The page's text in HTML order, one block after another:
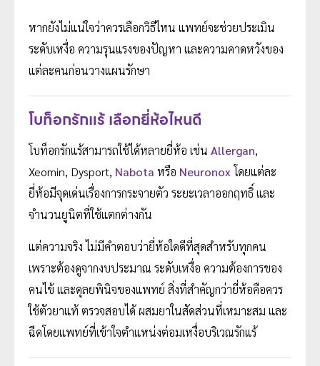
หากยังไม่แน่ใจว่าควรเลือกวิธีไหน แพทย์จะช่วยประเมิน
ระดับเหงื่อ ความรุนแรงของปัญหา และความคาดหวังของ
แต่ละคนก่อนวางแผนรักษา
โบท็อกรักแร้ เลือกยี่ห้อไหนดี
โบท็อกรักแร้สามารถใช้ได้หลายยี่ห้อ เช่น Allergan,
Xeomin, Dysport, Nabota หรือ Neuronox โดยแต่ละ
ยี่ห้อมีจุดเด่นเรื่องการกระจายตัว ระยะเวลาออกฤทธิ์ และ
จำนวนยูนิตที่ใช้แตกต่างกัน
แต่ความจริง ไม่มีคำตอบว่ายี่ห้อใดดีที่สุดสำหรับทุกคน
เพราะต้องดูจากงบประมาณ ระดับเหงื่อ ความต้องการของ
คนไข้ และดุลยพินิจของแพทย์ สิ่งที่สำคัญกว่ายี่ห้อคือควร
ใช้ตัวยาแท้ ตรวจสอบได้ ผสมยาในสัดส่วนที่เหมาะสม และ
ฉีดโดยแพทย์ที่เข้าใจตำแหน่งต่อมเหงื่อบริเวณรักแร้